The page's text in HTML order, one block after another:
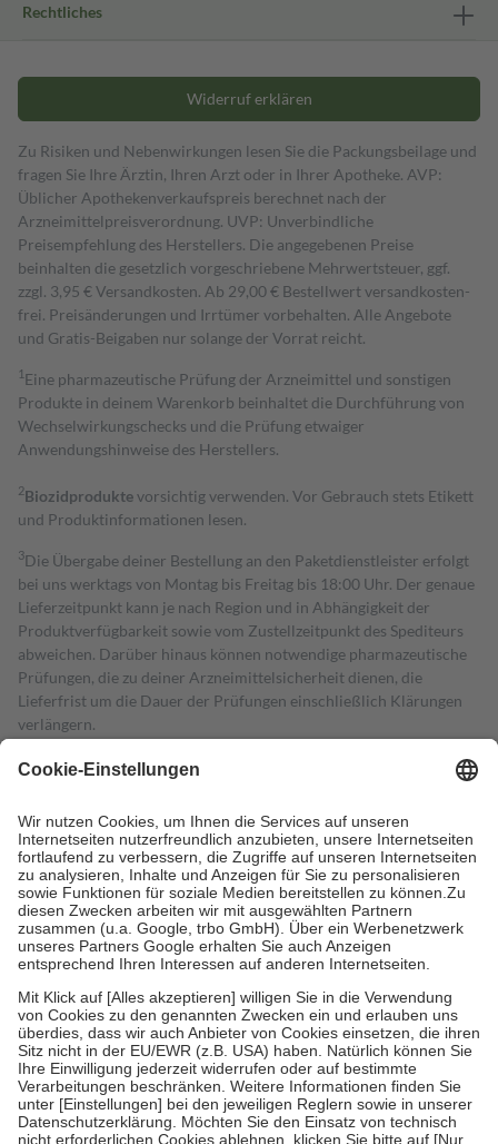
Rechtliches
Widerruf erklären
Zu Risiken und Nebenwirkungen lesen Sie die Packungsbeilage und
fragen Sie Ihre Ärztin, Ihren Arzt oder in Ihrer Apotheke. AVP:
Üblicher Apothekenverkaufspreis berechnet nach der
Arzneimittelpreisverordnung. UVP: Unverbindliche
Preisempfehlung des Herstellers. Die angegebenen Preise
beinhalten die gesetzlich vorgeschriebene Mehrwertsteuer, ggf.
zzgl. 3,95 € Versandkosten. Ab 29,00 € Bestell­wert versand­kosten­
frei. Preisänderungen und Irrtümer vorbehalten. Alle Angebote
und Gratis-Beigaben nur solange der Vorrat reicht.
1 Eine pharmazeutische Prüfung der Arzneimittel und sonstigen
Produkte in deinem Warenkorb beinhaltet die Durchführung von
Wechselwirkungschecks und die Prüfung etwaiger
Anwendungshinweise des Herstellers.
2Biozidproduktevorsichtig verwenden. Vor Gebrauch stets Etikett
und Produktinformationen lesen.
3Die Übergabe deiner Bestellung an den Paketdienstleister erfolgt
bei uns werktags von Montag bis Freitag bis 18:00 Uhr. Der genaue
Lieferzeitpunkt kann je nach Region und in Abhängigkeit der
Produktverfügbarkeit sowie vom Zustellzeitpunkt des Spediteurs
abweichen. Darüber hinaus können notwendige pharmazeutische
Prüfungen, die zu deiner Arzneimittelsicherheit dienen, die
Lieferfrist um die Dauer der Prüfungen einschließlich Klärungen
verlängern.
4Für verschreibungspflichtige Medikamente stellt der Arzt ein
gesetzliche Krankenversicherung übernimmt in der Regel die
Kosten dafür, der Versicherte trägt einen Teil davon als Zuzahlung
mit.
Grundsätzlich leisten Mitglieder Zuzahlungen in Höhe von zehn
Prozent des Abgabepreises,mindestensjedochfünf Euro
höchstens zehn Euro.Es sind jedoch nie mehr als die tatsächlichen
Kosten der Leistung zu entrichten.
Diese Regeln gelten grundsätzlich auch für Online-Apotheken.
Bei Heilmitteln und häuslicher Krankenpflege beträgt die
Zuzahlung zehn Prozent der Kosten sowie zehn Euro je
Verordnung.
Um das Engagement der Versicherten für ihre eigene Gesundheit zu
stärken und die besondere Stellung der Familie zu unterstützen,
fallenkeine Zuzahlungenan bei:
• Kindern und Jugendlichen bis zum vollendeten 18. Lebensjahr